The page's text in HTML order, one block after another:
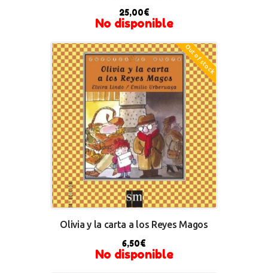
25,00€
No disponible
Out of stock
Olivia y la carta a los Reyes Magos
6,50€
No disponible